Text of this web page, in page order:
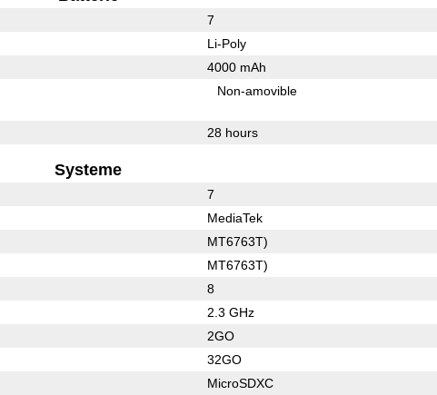
7
Li-Poly
4000 mAh
Non-amovible
28 hours
Systeme
7
MediaTek
MT6763T)
MT6763T)
8
2.3 GHz
2GO
32GO
MicroSDXC